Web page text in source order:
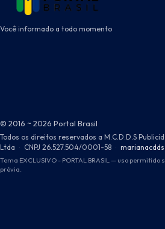
Você informado a todo momento
© 2016 ~ 2026 Portal Brasil
Todos os direitos reservados a M.C.D.D.S
Ltda · CNPJ 26.527.504/0001-58 ·
Tema EXCLUSIVO - PORTAL BRASIL — uso
prévia.